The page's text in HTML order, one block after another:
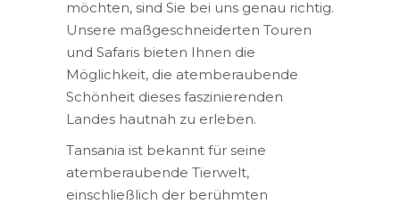
möchten, sind Sie bei uns genau richtig.
Unsere maßgeschneiderten Touren
und Safaris bieten Ihnen die
Möglichkeit, die atemberaubende
Schönheit dieses faszinierenden
Landes hautnah zu erleben.
Tansania ist bekannt für seine
atemberaubende Tierwelt,
einschließlich der berühmten